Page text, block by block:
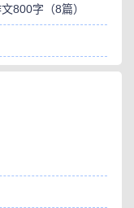
800字（8篇）